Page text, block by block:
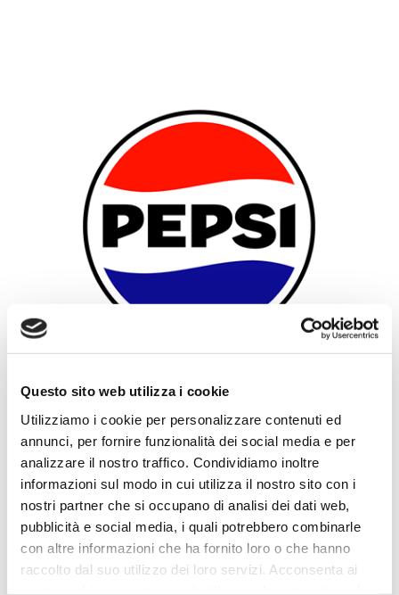
Questo sito web utilizza i cookie
Utilizziamo i cookie per personalizzare contenuti ed
annunci, per fornire funzionalità dei social media e per
analizzare il nostro traffico. Condividiamo inoltre
informazioni sul modo in cui utilizza il nostro sito con i
nostri partner che si occupano di analisi dei dati web,
pubblicità e social media, i quali potrebbero combinarle
con altre informazioni che ha fornito loro o che hanno
raccolto dal suo utilizzo dei loro servizi. Acconsenta ai